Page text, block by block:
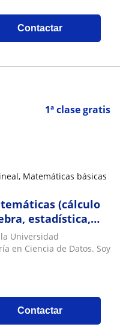
Contactar
1ª clase gratis
Matemáticas básicas
(cálculo
estadística,
tema
Universidad
en Ciencia de Datos. Soy
Contactar